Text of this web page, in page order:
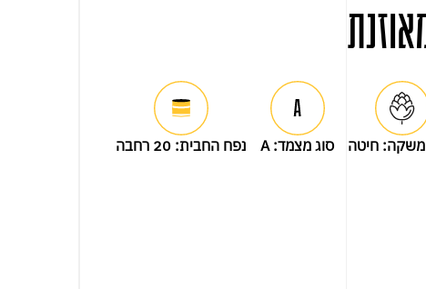
חיטה סוג מצמד: A נפח החבית: